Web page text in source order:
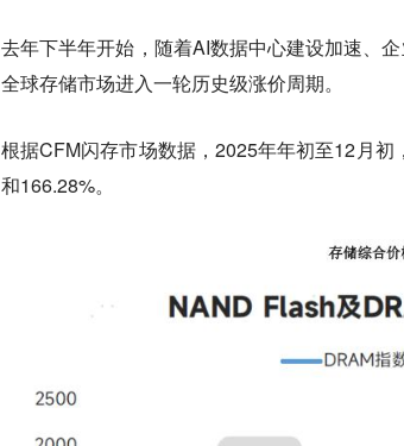
去年下半年开始，随着AI数据中心建设加速、
全球存储市场进入一轮历史级涨价周期。
根据CFM闪存市场数据，2025年年初至12月
和166.28%。